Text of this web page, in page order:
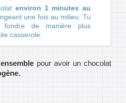
environ 1 minutes au
une fois au milieu. Tu
de manière plus
casserole.
pour avoir un chocolat